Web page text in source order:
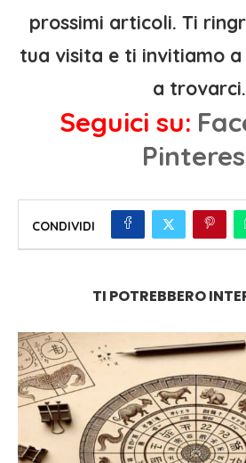
prossimi articoli. Ti
tua visita e ti invitiamo
a trovarci.
Seguici su:
CONDIVIDI
TI POTREBBERO